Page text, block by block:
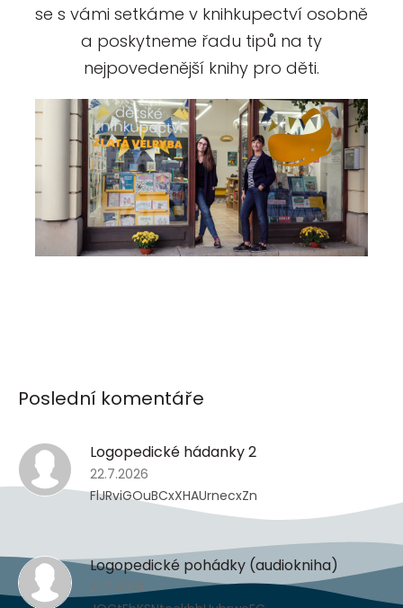
se s vámi setkáme v knihkupectví osobně
a poskytneme řadu tipů na ty
nejpovedenější knihy pro děti.
Poslední komentáře
Logopedické hádanky 2
22.7.2026
FlJRviGOuBCxXHAUrnecxZn
Logopedické pohádky (audiokniha)
21.7.2026